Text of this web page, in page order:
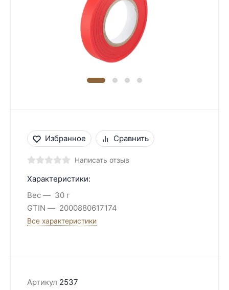
Избранное Сравнить
Написать отзыв
Характеристики:
Вес
30 г
GTIN
2000880617174
Все характеристики
Артикул 2537